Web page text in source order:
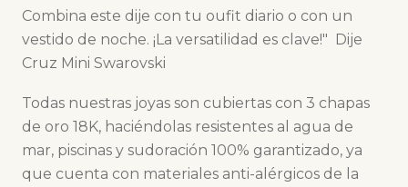
Combina este dije con tu oufit diario o con un
vestido de noche. ¡La versatilidad es clave!" Dije
Cruz Mini Swarovski
Todas nuestras joyas son cubiertas con 3 chapas
de oro 18K, haciéndolas resistentes al agua de
mar, piscinas y sudoración 100% garantizado, ya
que cuenta con materiales anti-alérgicos de la